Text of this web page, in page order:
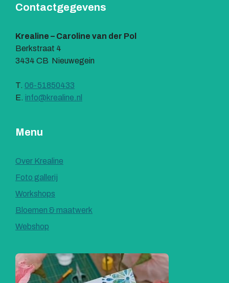
Contactgegevens
Krealine – Caroline van der Pol
Berkstraat 4
3434 CB Nieuwegein
T. 06-51850433
E. info@krealine.nl
Menu
Over Krealine
Foto gallerij
Workshops
Bloemen & maatwerk
Webshop